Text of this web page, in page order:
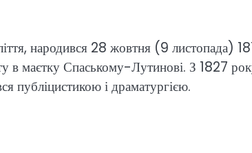
народився 28 жовтня (9 листопада)
в маєтку Спаському-Лутинові. З 1827
публіцистикою і драматургією.